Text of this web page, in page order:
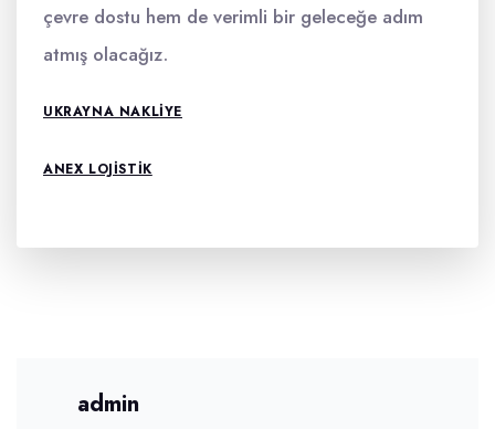
çevre dostu hem de verimli bir geleceğe adım
atmış olacağız.
UKRAYNA NAKLIYE
ANEX LOJISTIK
admin